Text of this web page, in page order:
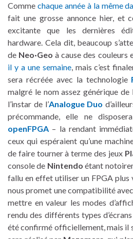
Comme chaque année à la même
fait une grosse annonce hier, et
excitante que les dernières
hardware. Cela dit, beaucoup
de Neo·Geo à cause des couleurs
il y a une semaine, mais c’est
sera récréée avec la technologie
malgré le nom assez générique de
l’instar de l’Analogue Duo
précommande, elle ne
openFPGA – la rendant
ceux qui espéraient qu’une
de faire tourner à terme des jeux
console de Nintendo étant
fallu en effet utiliser un FPGA plus
nous promet une compatibilité
mettre en valeur les modes
rendu des différents types d’écrans
été confirmé officiellement, mais il